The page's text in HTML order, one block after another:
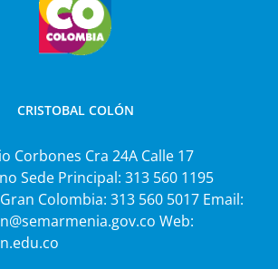
CRISTOBAL COLÓN
Corbones Cra 24A Calle 17
Sede Principal: 313 560 1195
Colombia: 313 560 5017 Email:
Web: